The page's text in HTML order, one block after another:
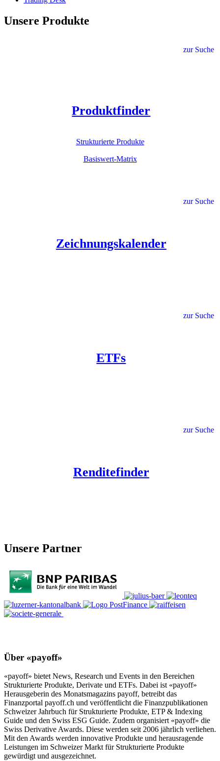
Unsere Produkte
zur Suche
Produktfinder
Strukturierte Produkte
Basiswert-Matrix
zur Suche
Zeichnungskalender
zur Suche
ETFs
zur Suche
Renditefinder
Unsere Partner
Über «payoff»
«payoff» bietet News, Research und Events in den Bereichen
Strukturierte Produkte, Derivate und ETFs. Dabei ist «payoff»
Herausgeberin des Monatsmagazins payoff, betreibt das
Finanzportal payoff.ch und veröffentlicht die Finanzpublikationen
Schweizer Jahrbuch für Strukturierte Produkte, ETP & Indexing
Guide und den Swiss ESG Guide. Zudem organisiert «payoff» die
Swiss Derivative Awards. Diese werden seit 2006 jährlich verliehen.
Mit den Awards werden innovative Produkte und herausragende
Leistungen im Schweizer Markt für Strukturierte Produkte
gewürdigt und ausgezeichnet.